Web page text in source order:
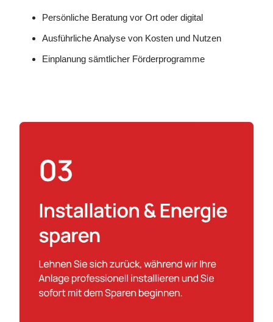
Persönliche Beratung vor Ort oder digital
Ausführliche Analyse von Kosten und Nutzen
Einplanung sämtlicher Förderprogramme